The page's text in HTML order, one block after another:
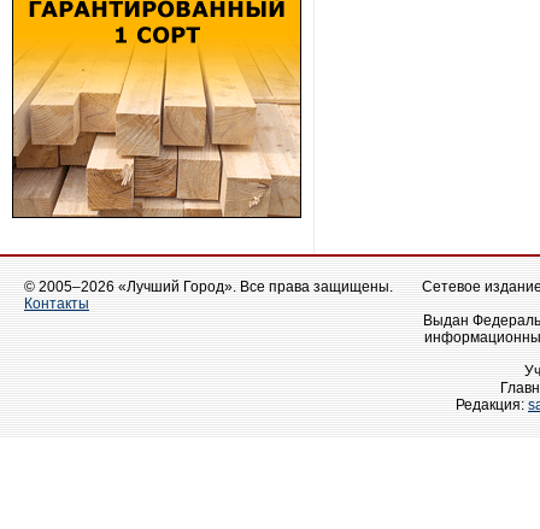
© 2005–2026 «Лучший Город». Все права защищены.
Контакты
Сетевое
Выдан
Редакция: